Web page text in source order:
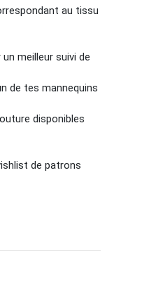
au tissu
meilleur suivi de
de tes mannequins
disponibles
de patrons